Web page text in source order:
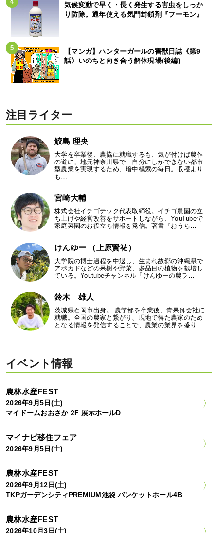
気候変動で早く・長く発生する害虫をしっか
り防除。通年使える気門封鎖剤『フーモン』
【マンガ】ハンターガールの害獣日誌《第9
話》いのちと向き合う解体現場(後編)
注目ライター
鮫島 理央
大学を卒業後、農協に就職するも、気が付けば農作
の道に。地元神奈川県で、自分にしかできない都市
型農業を実現するため、暗中模索の毎日。収穫より
も…
宮崎大輔
株式会社イチゴテック代表取締役。イチゴ農園の立
ち上げや経営改善をサポートしながら、YouTubeで
家庭菜園のお役立ち情報を発信。著書『おうち…
けんゆー （上原賢祐）
大学院の博士過程を中退し、生まれ故郷の沖縄県で
アボカドなどの果樹や野菜、多品目の植物を栽培し
ている。Youtubeチャンネル「けんゆーの農ラ…
鈴木 雄人
茨城県石岡市出身。 農学部を卒業後、青果卸会社に
就職。全国の農家と繋がり、現地で得た農家のため
となる情報を発信することで、農業の業界を盛り…
イベント情報
農林水産FEST
2026年9月5日(土)
マイドームおおさか 2F 展示ホールD
マイナビ移住フェア
2026年9月5日(土)
農林水産FEST
2026年9月12日(土)
TKPガーデンシティPREMIUM池袋 バンケットホール4B
農林水産FEST
2026年10月3日(土)